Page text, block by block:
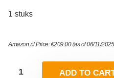
1 stuks
Amazon.nl Price:€209.00(as of 06/11/
ADD TO